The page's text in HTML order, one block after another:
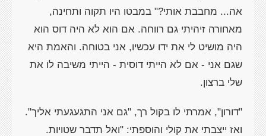
אה... מחבבת אותי?" במבטו היו תקוה ותחינה,
מאחורה זיהיתי גם רווחה. אם הוא לא היה דוס הוא
היה מושיט לי את ידו עכשיו, אני בטוחה. והאמת היא
שגם אני - אם לא הייתי דוסית - הייתי משיבה לו את
שלי ברצון.
"דורון", אמרתי לו בקול רך, "גם אני התגעגעתי אליך".
ואז ייצבתי את קולי והוספתי: "ואל תדבר שטויות.